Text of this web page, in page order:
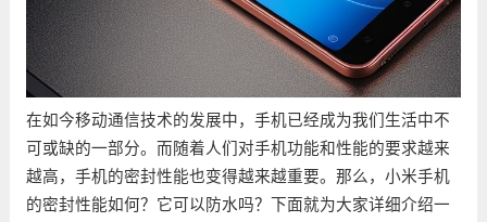
在如今移动通信技术的发展中，手机已经成为我们生活中不
可或缺的一部分。而随着人们对手机功能和性能的要求越来
越高，手机的密封性能也变得越来越重要。那么，小米手机
的密封性能如何？它可以防水吗？下面就为大家详细介绍一